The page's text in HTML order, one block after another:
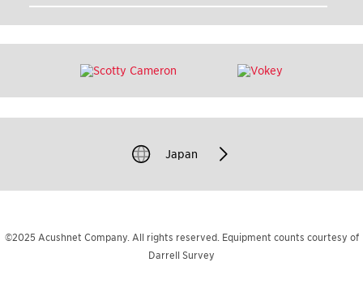
ツアー情報
TEAM TITLEIST
タイトリスト直営店
過去のモデル（米国サイト）
ゴルフクラブ パフォーマンス体感イベント
ゴルフクラブ レンタル
カスタムクラブガイド
ゴルフクラブ修理
お問い合わせ
特定商取引法に基づく表記
プライバシーポリシー
クッキーポリシー
Japan
©2025 Acushnet Company. All rights reserved. Equipment counts courtesy of
Darrell Survey